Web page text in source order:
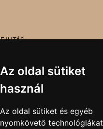
Az oldal sütiket
használ
Az oldal sütiket és egyéb
nyomkövető technológiákat
TELEFONKÖZPONT
660